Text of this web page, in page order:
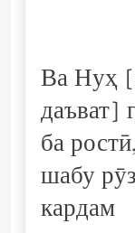
Ва Нуҳ
даъват]
ба
шабу
кардам